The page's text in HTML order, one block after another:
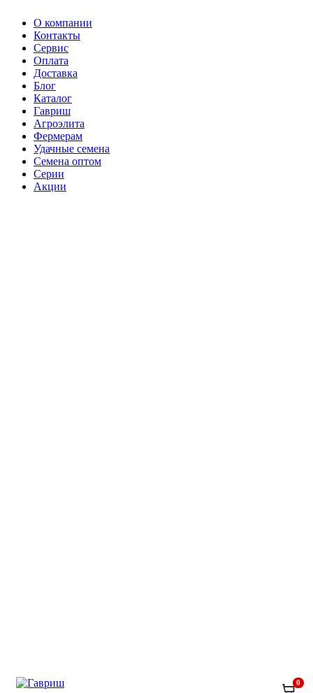
О компании
Контакты
Сервис
Оплата
Доставка
Блог
Каталог
Гавриш
Агроэлита
Фермерам
Удачные семена
Семена оптом
Серии
Акции
0